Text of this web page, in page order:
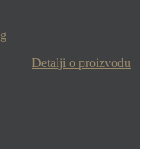
Detalji o proizvodu